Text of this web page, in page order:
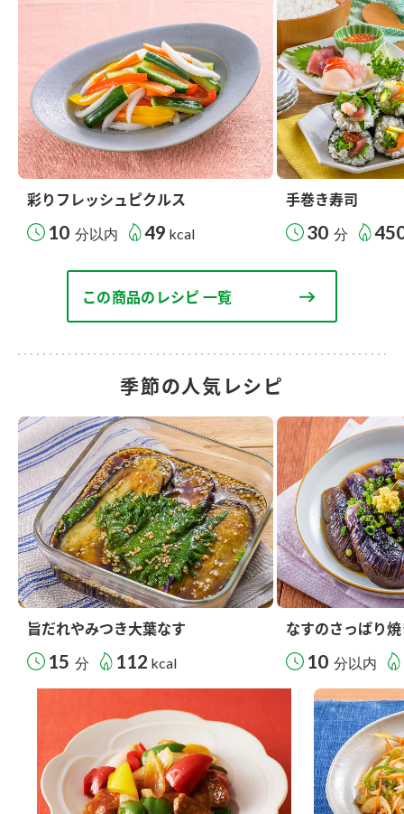
彩りフレッシュピクルス
10 分以内 49 kcal
手巻き寿司
30 分
この商品のレシピ 一覧
季節の人気レシピ
旨だれやみつき大葉なす
15 分 112 kcal
なすのさっぱり
10 分以内